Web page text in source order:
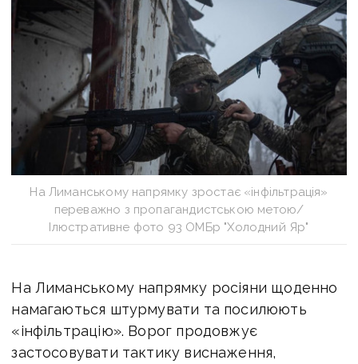
На Лиманському напрямку зростає «інфільтрація»
переважно з пропагандистською метою/
Ілюстративне фото 93 ОМБр "Холодний Яр"
На Лиманському напрямку росіяни щоденно
намагаються штурмувати та посилюють
«інфільтрацію». Ворог продовжує
застосовувати тактику виснаження,